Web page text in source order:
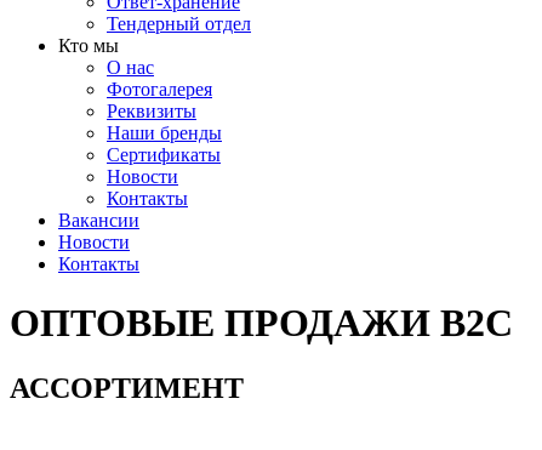
Тендерный отдел
Кто мы
О нас
Фотогалерея
Реквизиты
Наши бренды
Сертификаты
Новости
Контакты
Вакансии
Новости
Контакты
ОПТОВЫЕ ПРОДАЖИ B2C
АССОРТИМЕНТ